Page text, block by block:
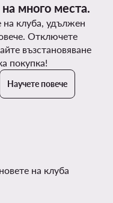
много места.
клуба, удължен
Отключете
възстановяване
покупка!
Научете повече
на клуба